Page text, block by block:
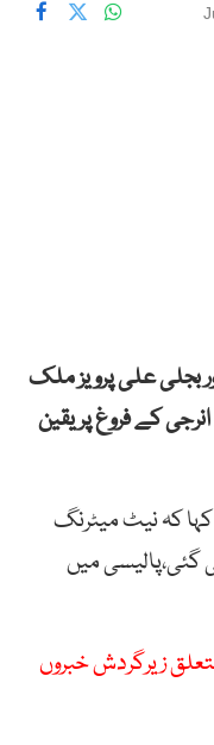
بجلی علی پرویز ملک
کے فروغ پر یقین
کہ نیٹ میٹرنگ
گئی،پالیسی میں
زیرگردش خبروں